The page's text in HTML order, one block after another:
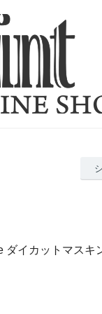
ダイカットマスキ